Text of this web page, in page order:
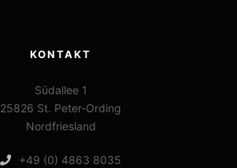
KONTAKT
Südallee 1
25826 St. Peter-Ording
Nordfriesland
+49 (0) 4863 8035